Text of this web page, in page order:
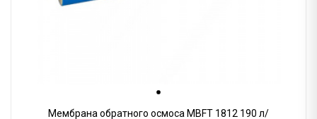
Мембрана обратного осмоса MBFT 1812 190 л/